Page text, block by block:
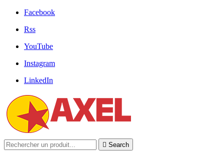
Facebook
Rss
YouTube
Instagram
LinkedIn
 Search